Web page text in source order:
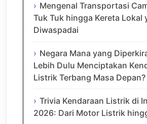
Mengenal Transportasi
Tuk Tuk hingga Kereta Lokal
Diwaspadai
Negara Mana yang
Lebih Dulu Menciptakan
Listrik Terbang Masa Depan?
Trivia Kendaraan Listrik di
2026: Dari Motor Listrik